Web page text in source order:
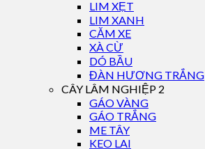
LIM XẸT
LIM XANH
CĂM XE
XÀ CỪ
DÓ BẦU
ĐÀN HƯƠNG TRẮNG
CÂY LÂM NGHIỆP 2
GÁO VÀNG
GÁO TRẮNG
ME TÂY
KEO LAI